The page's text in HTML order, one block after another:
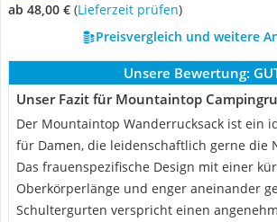
ab 48,00 € (Lieferzeit prüfen)
Preisvergleich und weitere
Unsere Bewertung:
Unser Fazit für Mountaintop
Der Mountaintop Wanderrucksack ist ein
für Damen, die leidenschaftlich gerne die
Das frauenspezifische Design mit einer
Oberkörperlänge und enger aneinander
Schultergurten verspricht einen